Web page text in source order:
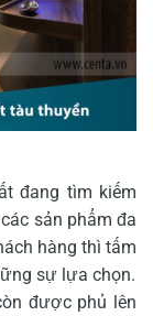
đang tìm kiếm
sản phẩm đa
hàng thì tấm
sự lựa chọn.
được phủ lên